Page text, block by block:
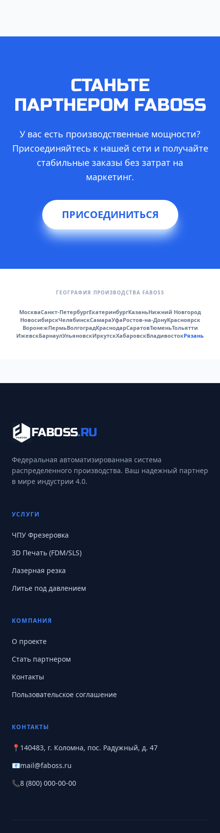
СТАНЬТЕ
ПАРТНЕРОМ FABOSS
У вас есть производственные мощности?
Присоединяйтесь к нашей сети и получайте
стабильные заказы без затрат на
маркетинг.
ПРИСОЕДИНИТЬСЯ
ГЕОГРАФИЯ ПРОИЗВОДСТВА FABOSS
МоскваСанкт-ПетербургЕкатеринбургКазаньНижний Новгород
НовосибирскЧелябинскСамараУфаРостов-на-ДонуКрасноярск
ВоронежПермьВолгоградКраснодарСаратовТюменьТольятти
ИжевскБарнаулУльяновскИркутскХабаровскВладивостокРязань
FABOSS.RU
Федеральная автоматизированная система
распределенного производства. Ваш надежный партнер
в мире индустрии 4.0.
УСЛУГИ
ЧПУ Фрезеровка
3D Печать (FDM/SLS)
Лазерная резка
Литье под давлением
КОМПАНИЯ
О проекте
Стать партнером
Контакты
Пользовательское соглашение
КОНТАКТЫ
📍 140483, г. Коломна, пос. Радужный, д. 47
📧mail@faboss.ru
📞8 (800) 000-00-00